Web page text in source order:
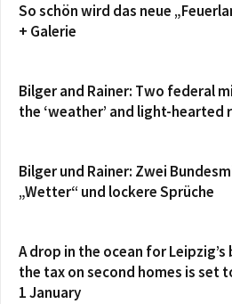
So schön wird das neue
+ Galerie
Bilger and Rainer: Two federal
the ‘weather’ and light-hearted
Bilger und Rainer: Zwei
„Wetter“ und lockere Sprüche
A drop in the ocean for
the tax on second homes is set
1 January